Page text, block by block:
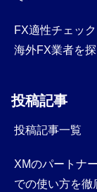
FX適性チェッ
海外FX業者を探
投稿記事
投稿記事一覧
XMのパートナ
での使い方を徹